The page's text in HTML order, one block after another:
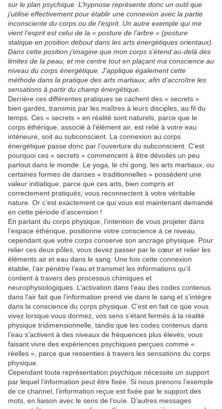
sur le plan psychique. L’hypnose représente donc un outil que
j’utilise effectivement pour établir une connexion avec la partie
inconsciente du corps ou de l’esprit. Un autre exemple qui me
vient l’esprit est celui de la « posture de l’arbre » (posture
statique en position debout dans les arts énergétiques orientaux).
Dans cette position j’imagine que mon corps s’étend au-delà des
limites de la peau, et me centre tout en plaçant ma conscience au
niveau du corps énergétique. J’applique également cette
méthode dans la pratique des arts martiaux, afin d’accroître les
sensations à partir du champ énergétique.
Derrière ces différentes pratiques se cachent des « secrets »
bien gardés, transmis par les maîtres à leurs disciples, au fil du
temps. Ces « secrets » en réalité sont naturels, parce que le
corps éthérique, associé à l’élément air, est relié à votre eau
intérieure, soit au subconscient. La connexion au corps
énergétique passe donc par l’ouverture du subconscient. C’est
pourquoi ces « secrets » commencent à être dévoilés un peu
partout dans le monde. Le yoga, le chi gong, les arts martiaux, ou
certaines formes de danses « traditionnelles » possèdent une
valeur initiatique, parce que ces arts, bien compris et
correctement pratiqués, vous reconnectent à votre véritable
nature. Or c’est exactement ce qui vous est maintenant demandé
en cette période d’ascension !
En partant du corps physique, l’intention de vous projeter dans
l’espace éthérique, positionne votre conscience à ce niveau,
cependant que votre corps conserve son ancrage physique. Pour
relier ces deux pôles, vous devez passer par le cœur et relier les
éléments air et eau dans le sang. Une fois cette connexion
établie, l’air pénètre l’eau et transmet les informations qu’il
contient à travers des processus chimiques et
neurophysiologiques. L’activation dans l’eau des codes contenus
dans l’air fait que l’information prend vie dans le sang et s’intègre
dans la conscience du corps physique. C’est en fait ce que vous
vivez lorsque vous dormez, vos sens s’étant fermés à la réalité
physique tridimensionnelle, tandis que les codes contenus dans
l’eau s’activent à des niveaux de fréquences plus élevés, vous
faisant vivre des expériences psychiques perçues comme «
réelles », parce que ressenties à travers les sensations du corps
physique.
Cependant toute représentation psychique nécessite un support
par lequel l’information peut être fixée. Si nous prenons l’exemple
de ce channel, l’information reçue est fixée par le support des
mots, en liaison avec le sens de l’ouïe. D’autres messages